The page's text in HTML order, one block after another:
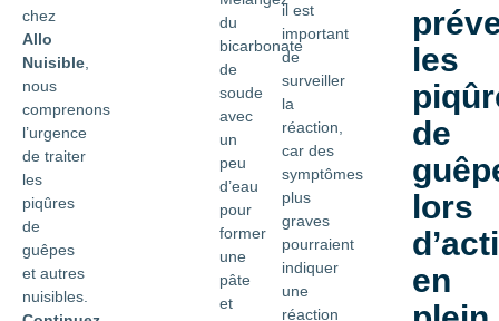
chez
Allo
Nuisible
nous
comprenons
l’urgence
de traiter
les
piqûres
de
guêpes
et autres
nuisibles.
du
bicarbonate
de
soude
avec
un
peu
d’eau
pour
former
une
pâte
et
il est
important
de
surveiller
la
réaction,
car des
symptômes
plus
graves
pourraient
indiquer
une
réaction
les
de
lors
en